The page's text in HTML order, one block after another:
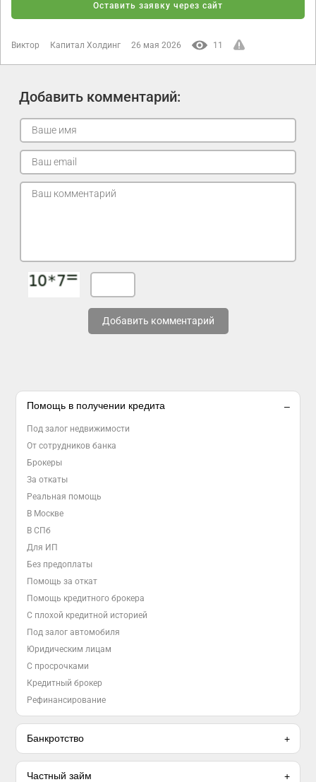
Оставить заявку через сайт
Виктор Капитал Холдинг 26 мая 2026 11
Добавить комментарий:
Добавить комментарий
Помощь в получении кредита
Под залог недвижимости
От сотрудников банка
Брокеры
За откаты
Реальная помощь
В Москве
В СПб
Для ИП
Без предоплаты
Помощь за откат
Помощь кредитного брокера
С плохой кредитной историей
Под залог автомобиля
Юридическим лицам
С просрочками
Кредитный брокер
Рефинансирование
Банкротство
Частный займ